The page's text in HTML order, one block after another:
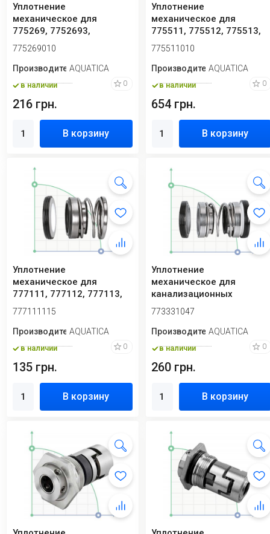
Уплотнение
механическое для
775269, 7752693,
7752703, 775272,
7752723, 775273...
775269010
ПроизводительAQUATICA
в наличии 0
216 грн.
В корзину
Уплотнение
механическое для
775511, 775512, 775513,
775515, 775517, 775519,
7...
775511010
ПроизводительAQUATICA
в наличии 0
654 грн.
В корзину
Уплотнение
механическое для
777111, 777112, 777113,
777114, 777115 Aquatica
7...
777111115
ПроизводительAQUATICA
в наличии 0
135 грн.
В корзину
Уплотнение
механическое для
канализационных
насосов Aquatica
(773331047)
773331047
ПроизводительAQUATICA
в наличии 0
260 грн.
В корзину